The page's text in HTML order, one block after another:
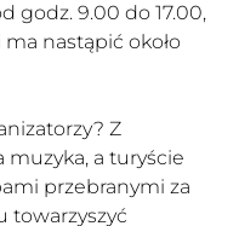
godz. 9.00 do 17.00,
nastąpić około
Z
muzyka, a turyście
przebranymi za
towarzyszyć